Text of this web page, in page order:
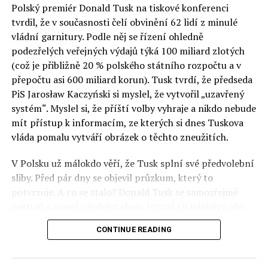
Otázky spojené s vývojem umělé inteligence budou na
fóru AI zvláště diskutovanou oblastí. Fórum AI bude
zahrnovat vyhrazenou tematickou trať skládající se z
panelů, prezentací, workshopů a speciálních akcí.
Budou diskutovány klíčové otázky vlivu umělé
inteligence ve společnosti, ale i v sektoru veřejných a
komerčních služeb. Budou se diskutovat problémy a
výzvy, kterým bude muset trh čelit tváří v tvář zásadním
technologickým změnám. Účastníci fóra také zváží, do
technologií umělé inteligence v mnoha oblastech života
umožní Evropské unii obnovit konkurenceschopnost ve
vztahu ke globálním ekonomikám a nutnosti zajistit
Polský premiér Donald Tusk na tiskové konferenci
tvrdil, že v současnosti čelí obvinění 62 lidí z minulé
vládní garnitury. Podle něj se řízení ohledně
podezřelých veřejných výdajů týká 100 miliard zlotých
(což je přibližně 20 % polského státního rozpočtu a v
přepočtu asi 600 miliard korun). Tusk tvrdí, že předseda
PiS Jarosław Kaczyński si myslel, že vytvořil „uzavřený
systém“. Myslel si, že příští volby vyhraje a nikdo nebude
mít přístup k informacím, ze kterých si dnes Tuskova
vláda pomalu vytváří obrázek o těchto zneužitích.
V Polsku už málokdo věří, že Tusk splní své předvolební
sliby. Před pár dny se objevil průzkum, který to
potvrzuje. A co se stalo? Donald Tusk se samozřejmě
před kamerami podepsali dohodu o stíhání členů PiS, a
ti poslušně ono divadlo předvedli. Andrzej Domański
CONTINUE READING